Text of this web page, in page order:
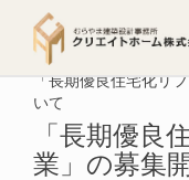
トップページ
「長期優良住宅化リ
いて
「長期優良
業」の募集